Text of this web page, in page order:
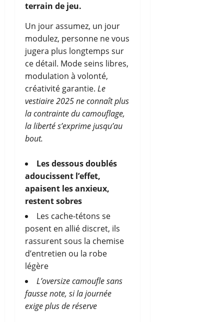
terrain de jeu.
Un jour assumez, un jour
modulez, personne ne vous
jugera plus longtemps sur
ce détail. Mode seins libres,
modulation à volonté,
créativité garantie. Le
vestiaire 2025 ne connaît plus
la contrainte du camouflage,
la liberté s’exprime jusqu’au
bout.
Les dessous doublés
adoucissent l’effet,
apaisent les anxieux,
restent sobres
Les cache-tétons se
posent en allié discret, ils
rassurent sous la chemise
d’entretien ou la robe
légère
L’oversize camoufle sans
fausse note, si la journée
exige plus de réserve